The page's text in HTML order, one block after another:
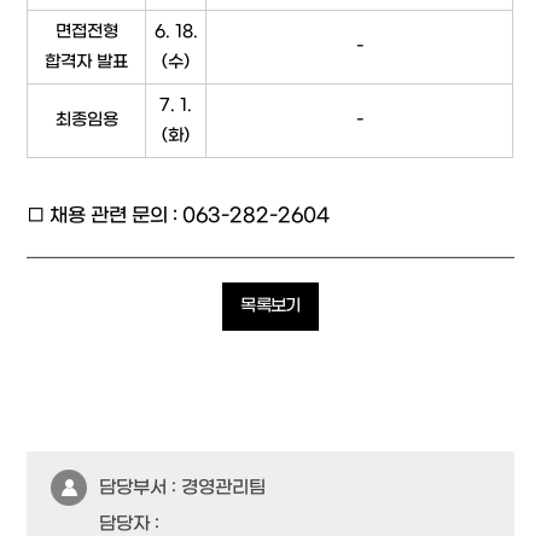
면접전형
합격자 발표
6. 18.
(수)
-
최종임용
7. 1.
(화)
-
□ 채용 관련 문의 : 063-282-2604
목록보기
담당부서 : 경영관리팀
담당자 :